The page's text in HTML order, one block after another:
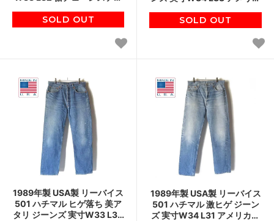
ンテージ D151
SOLD OUT
D151
SOLD OUT
1989年製 USA製 リーバイス
501 ハチマル ヒゲ落ち 美ア
タリ ジーンズ 実寸W33 L30
1989年製 USA製 リーバイス
501 ハチマル 激ヒゲ ジーン
ズ 実寸W34 L31 アメリカ製